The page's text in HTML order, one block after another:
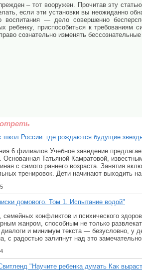
– тот вооружен. Прочитав эту
если эти установки вы неожиданно
воспитания — дело совершенно
ребенку, приспособиться к
сознательно изменять
школ России: где рождаются будущие
6 филиалов Учебное заведение
Основанная Татьяной Камратовой,
с самого раннего возраста. Занятия
тренировок. Дети начинают выходить
домового. Том 1. Испытание водой"
семейных конфликтов и психического
жанром, способным не только
и минимум текста — безусловно, у
с радостью залипнут над это
"Научите ребенка думать Как